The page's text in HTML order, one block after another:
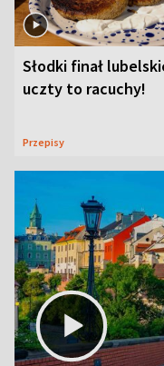
Słodki finał
uczty to racuchy!
Przepisy